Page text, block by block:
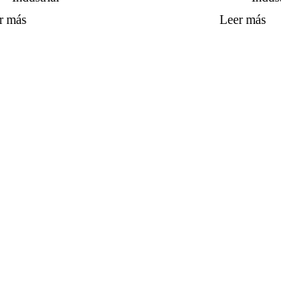
más
Leer más